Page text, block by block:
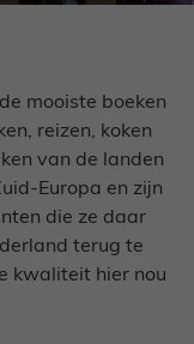
mooiste boeken
reizen, koken
van de landen
Europa en zijn
die ze daar
terug te
kwaliteit hier nou